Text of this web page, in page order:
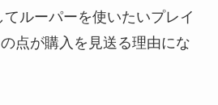
ルーパーを使いたいプレイ
点が購入を見送る理由にな